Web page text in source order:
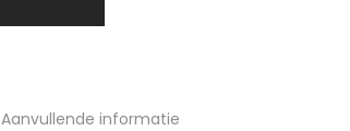
Aanvullende informatie